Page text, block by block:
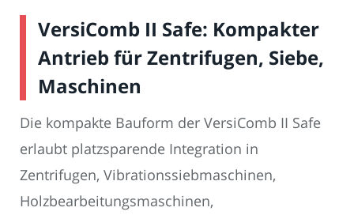
VersiComb II Safe: Kompakter
Antrieb für Zentrifugen, Siebe,
Maschinen
Die kompakte Bauform der VersiComb II Safe
erlaubt platzsparende Integration in
Zentrifugen, Vibrationssiebmaschinen,
Holzbearbeitungsmaschinen,